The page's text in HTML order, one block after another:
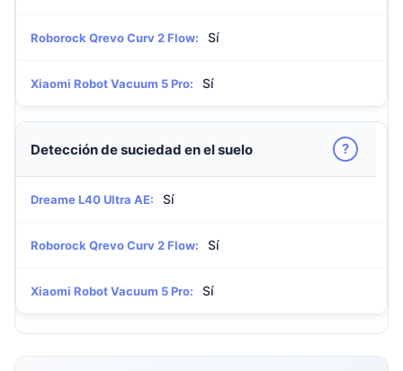
Roborock Qrevo Curv 2 Flow: Sí
Xiaomi Robot Vacuum 5 Pro: Sí
Detección de suciedad en el suelo ?
Dreame L40 Ultra AE: Sí
Roborock Qrevo Curv 2 Flow: Sí
Xiaomi Robot Vacuum 5 Pro: Sí